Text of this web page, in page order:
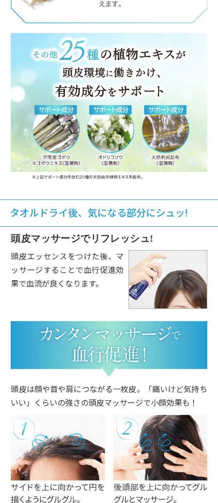
タオルドライ後、気になる部分にシュッ!
頭皮マッサージでリフレッシュ!
頭皮エッセンスをつけた後、マ
ッサージすることで血行促進効
果で血流が良くなります。
頭皮は顔や首や肩につながる一枚皮。「痛いけど気持ち
いい」くらいの強さの頭皮マッサージで小顔効果も！